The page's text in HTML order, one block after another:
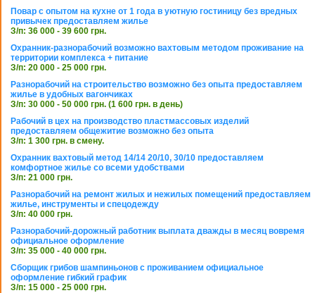
Повар с опытом на кухне от 1 года в уютную гостиницу без вредных
привычек предоставляем жилье
З/п: 36 000 - 39 600 грн.
Охранник-разнорабочий возможно вахтовым методом проживание на
территории комплекса + питание
З/п: 20 000 - 25 000 грн.
Разнорабочий на строительство возможно без опыта предоставляем
жилье в удобных вагончиках
З/п: 30 000 - 50 000 грн. (1 600 грн. в день)
Рабочий в цех на производство пластмассовых изделий
предоставляем общежитие возможно без опыта
З/п: 1 300 грн. в смену.
Охранник вахтовый метод 14/14 20/10, 30/10 предоставляем
комфортное жилье со всеми удобствами
З/п: 21 000 грн.
Разнорабочий на ремонт жилых и нежилых помещений предоставляем
жилье, инструменты и спецодежду
З/п: 40 000 грн.
Разнорабочий-дорожный работник выплата дважды в месяц вовремя
официальное оформление
З/п: 35 000 - 40 000 грн.
Сборщик грибов шампиньонов с проживанием официальное
оформление гибкий график
З/п: 15 000 - 25 000 грн.